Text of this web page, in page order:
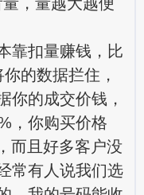
靠扣量赚钱，比
的数据拦住，
你的成交价钱，
，你购买价格
而且好多客户没
常有人说我们选